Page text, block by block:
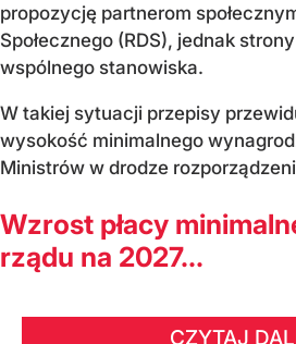
propozycję partnerom
Społecznego (RDS), jednak
wspólnego stanowiska.
W takiej sytuacji przepisy
wysokość minimalnego
Ministrów w drodze
Wzrost płacy
rządu na 2027...
CZYTAJ